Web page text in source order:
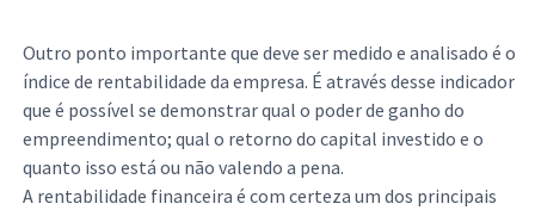
Outro ponto importante que deve ser medido e analisado é o
índice de rentabilidade da empresa. É através desse indicador
que é possível se demonstrar qual o poder de ganho do
empreendimento; qual o retorno do capital investido e o
quanto isso está ou não valendo a pena.
A rentabilidade financeira é com certeza um dos principais